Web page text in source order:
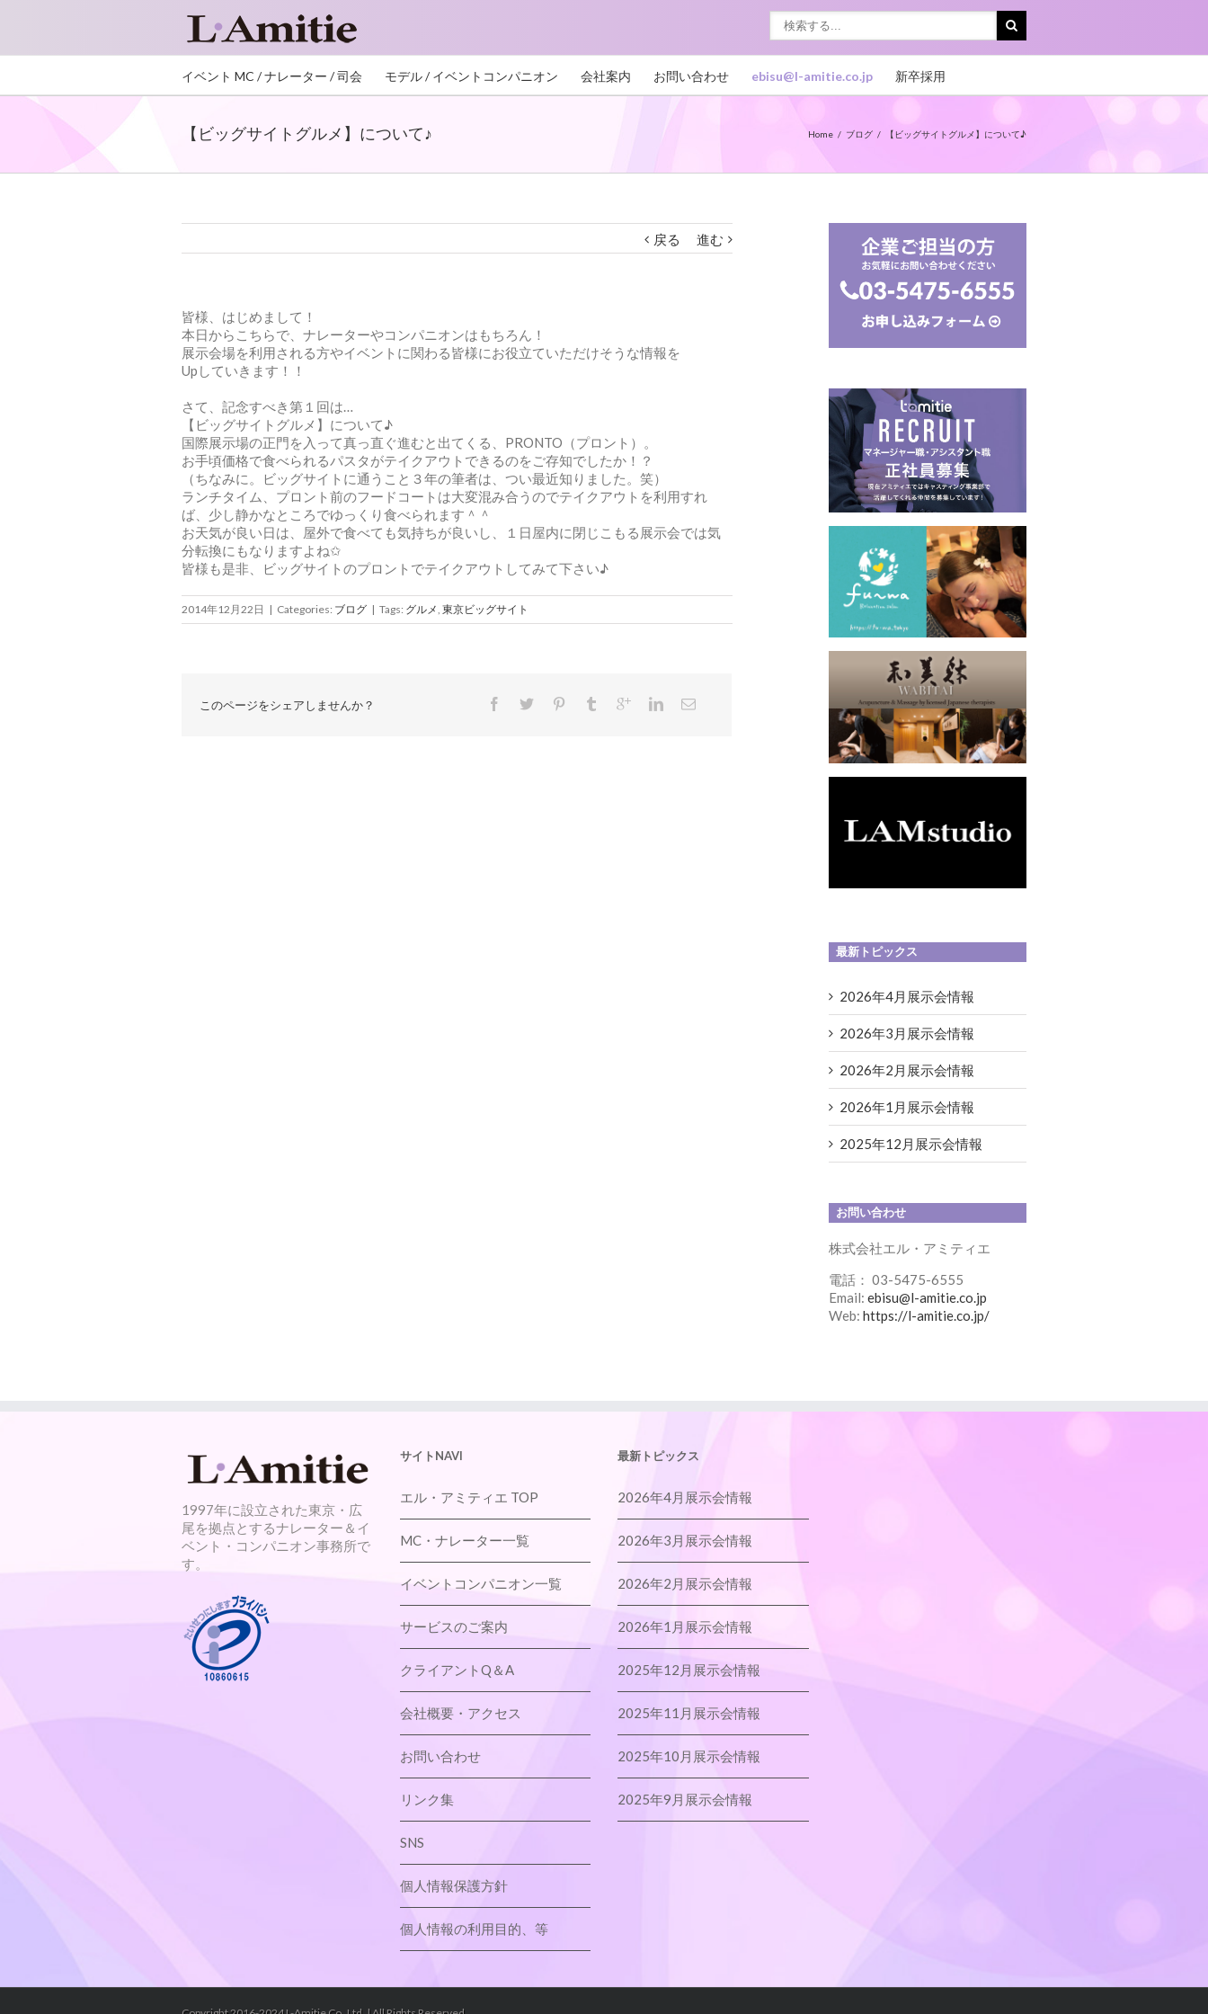
イベント MC / ナレーター / 司会 モデル / イベントコンパニオン 会社案内 お問い合わせ ebisu@l-amitie.co.jp 新卒採用
【ビッグサイトグルメ】について♪ Home ブログ 【ビッグサイトグルメ】について♪
戻る 進む
皆様、はじめまして！
本日からこちらで、ナレーターやコンパニオンはもちろん！
展示会場を利用される方やイベントに関わる皆様にお役立ていただけそうな情報を
Upしていきます！！
さて、記念すべき第１回は…
【ビッグサイトグルメ】について♪
国際展示場の正門を入って真っ直ぐ進むと出てくる、PRONTO（プロント）。
お手頃価格で食べられるパスタがテイクアウトできるのをご存知でしたか！？
（ちなみに。ビッグサイトに通うこと３年の筆者は、つい最近知りました。笑）
ランチタイム、プロント前のフードコートは大変混み合うのでテイクアウトを利用すれ
ば、少し静かなところでゆっくり食べられます＾＾
お天気が良い日は、屋外で食べても気持ちが良いし、１日屋内に閉じこもる展示会では気
分転換にもなりますよね✩
皆様も是非、ビッグサイトのプロントでテイクアウトしてみて下さい♪
2014年12月22日 | Categories: ブログ | Tags: グルメ, 東京ビッグサイト
このページをシェアしませんか？
最新トピックス
2026年4月展示会情報
2026年3月展示会情報
2026年2月展示会情報
2026年1月展示会情報
2025年12月展示会情報
お問い合わせ
株式会社エル・アミティエ
電話： 03-5475-6555
Email: ebisu@l-amitie.co.jp
Web: https://l-amitie.co.jp/
1997年に設立された東京・広
尾を拠点とするナレーター＆イ
ベント・コンパニオン事務所で
す。
サイトNAVI
エル・アミティエ TOP
MC・ナレーター一覧
イベントコンパニオン一覧
サービスのご案内
クライアントQ＆A
会社概要・アクセス
お問い合わせ
リンク集
SNS
個人情報保護方針
個人情報の利用目的、等
最新トピックス
2026年4月展示会情報
2026年3月展示会情報
2026年2月展示会情報
2026年1月展示会情報
2025年12月展示会情報
2025年11月展示会情報
2025年10月展示会情報
2025年9月展示会情報